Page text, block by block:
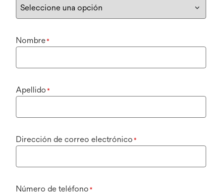
Nombre*
Apellido *
Dirección de correo electrónico *
Número de teléfono *